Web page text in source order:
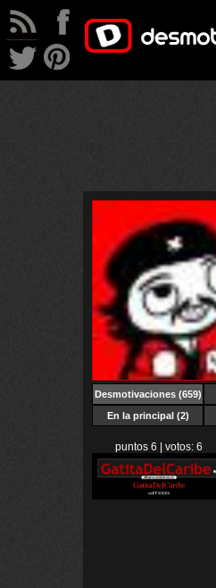
Desmotivaciones(659)
En la principal (2)
puntos 6 | votos: 6